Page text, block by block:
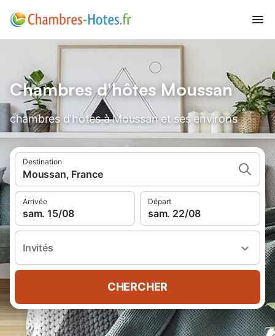
Chambres d'hôtes Moussan
chambres d'hôtes à Moussan et ses environs
Destination
Moussan, France
Arrivée
sam. 15/08
Départ
sam. 22/08
Invités
CHERCHER